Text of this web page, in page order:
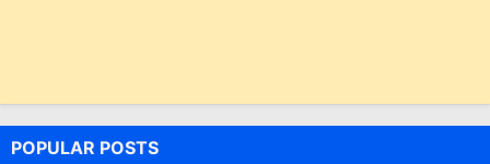
POPULAR POSTS